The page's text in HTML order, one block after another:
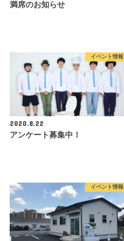
満席のお知らせ
イベント情報
2020.8.22
アンケート募集中！
イベント情報